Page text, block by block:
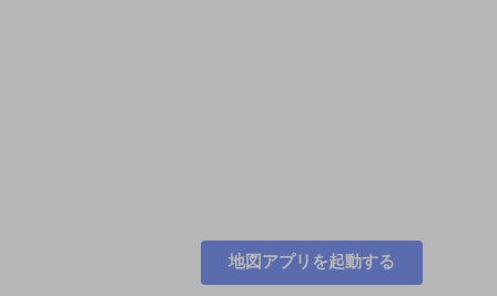
地図アプリを起動する